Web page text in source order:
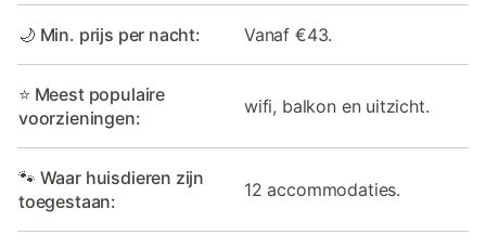
🌙 Min. prijs per nacht: Vanaf €43.
⭐ Meest populaire
voorzieningen:
wifi, balkon en uitzicht.
🐾 Waar huisdieren zijn
toegestaan:
12 accommodaties.